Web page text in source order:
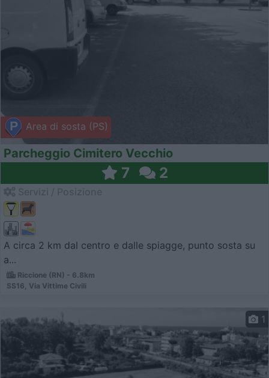
Area di sosta (PS)
Parcheggio Cimitero Vecchio
7 2
A circa 2 km dal centro e dalle spiagge, punto sosta su
a...
Riccione (RN) - 6.8km
SS16, Via Vittime Civili
1